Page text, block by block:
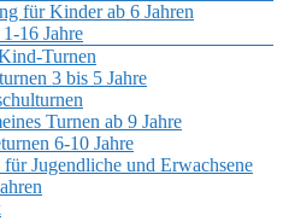
für Kinder ab 6 Jahren
16 Jahre
Turnen
3 bis 5 Jahre
Turnen ab 9 Jahre
6-10 Jahre
für Jugendliche und Erwachsene